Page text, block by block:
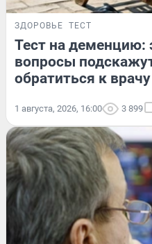
ЗДОРОВЬЕ ТЕСТ
Тест на деменцию:
вопросы
обратиться к врачу
1 августа, 2026, 16:00 3 899